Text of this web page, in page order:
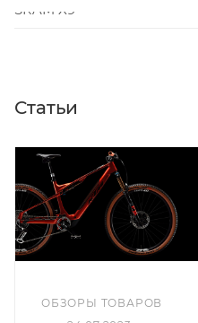
SRAM X9
Статьи
ОБЗОРЫ ТОВАРОВ